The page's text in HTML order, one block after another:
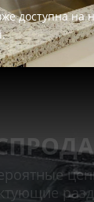
доступна на
для